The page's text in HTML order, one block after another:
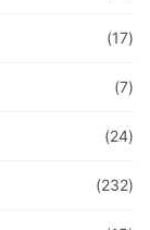
(17)
(7)
(24)
(232)